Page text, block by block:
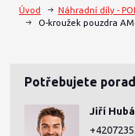
Úvod Náhradní díly -
O-kroužek pouzdra
Potřebujete
Jiří